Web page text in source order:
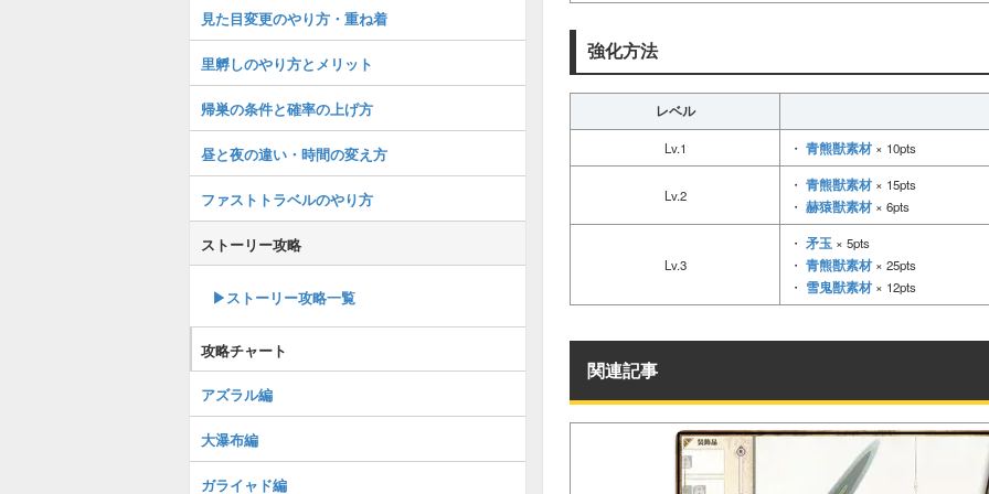
強化方法
レベル
Lv.1 ・ 青熊獣素材 × 10pts
Lv.2
・ 青熊獣素材 × 15pts
・ 赫猿獣素材 × 6pts
Lv.3
・ 矛玉 × 5pts
・ 青熊獣素材 × 25pts
・ 雪鬼獣素材 × 12pts
関連記事
見た目変更のやり方・重ね着
里孵しのやり方とメリット
帰巣の条件と確率の上げ方
昼と夜の違い・時間の変え方
ファストトラベルのやり方
ストーリー攻略
▶︎ストーリー攻略一覧
攻略チャート
アズラル編
大瀑布編
ガライャド編